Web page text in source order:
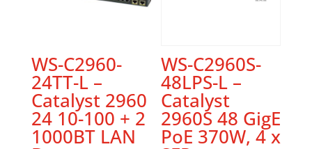
WS-C2960-
24TT-L –
Catalyst 2960
24 10-100 + 2
1000BT LAN
WS-C2960S-
48LPS-L –
Catalyst
2960S 48 GigE
PoE 370W, 4 x